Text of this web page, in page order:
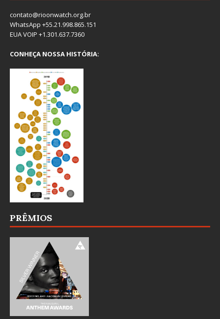
contato@rioonwatch.org.br
WhatsApp +55.21.998.865.151
EUA VOIP +1.301.637.7360
CONHEÇA NOSSA HISTÓRIA:
PRÊMIOS